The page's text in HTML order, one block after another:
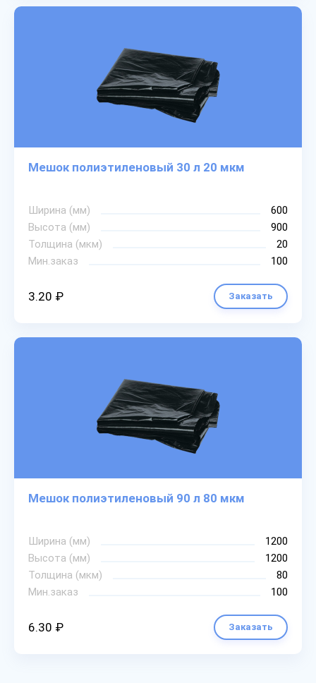
Мешок полиэтиленовый 30 л 20 мкм
Ширина (мм)
600
Высота (мм)
900
Толщина (мкм)
20
Мин.заказ
100
3.20 ₽ Заказать
Мешок полиэтиленовый 90 л 80 мкм
Ширина (мм)
1200
Высота (мм)
1200
Толщина (мкм)
80
Мин.заказ
100
6.30 ₽ Заказать